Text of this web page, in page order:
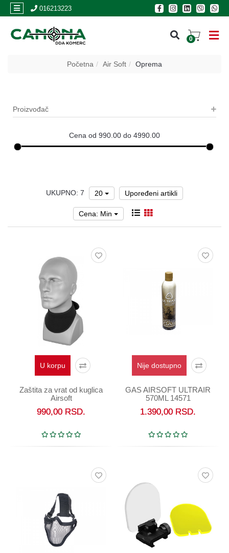
016213223
0
Početna Air Soft Oprema
Proizvođač
Cena od 990.00 do 4990.00
UKUPNO: 7 20 Upoređeni artikli
Cena: Min
U korpu
Zaštita za vrat od kuglica
Airsoft
990,00 RSD.
Nije dostupno
GAS AIRSOFT ULTRAIR
570ML 14571
1.390,00 RSD.